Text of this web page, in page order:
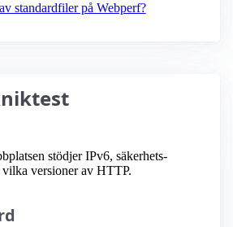
standardfiler på Webperf?
stödjer IPv6, säkerhets­
versioner av HTTP.